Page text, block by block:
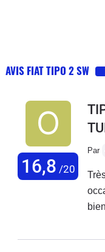
AVIS FIAT TIPO 2 SW
16,8 /20
Par